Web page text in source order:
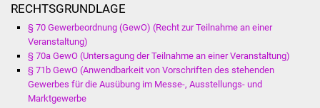
Bürgerbus (MOBS)
Abfall und Entsorgung
Kultur & Freizeit
RECHTSGRUNDLAGE
§ 70 Gewerbeordnung (GewO) (Recht zur Teilnahme an einer
Veranstaltung)
§ 70a GewO (Untersagung der Teilnahme an einer Veranstaltung)
§ 71b GewO (Anwendbarkeit von Vorschriften des stehenden
Gewerbes für die Ausübung im Messe-, Ausstellungs- und
Marktgewerbe